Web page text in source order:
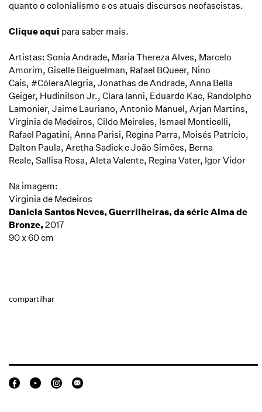
quanto o colonialismo e os atuais discursos neofascistas.
Clique aqui para saber mais.
Artistas: Sonia Andrade, Maria Thereza Alves, Marcelo
Amorim, Giselle Beiguelman, Rafael BQueer, Nino
Cais, #CóleraAlegria, Jonathas de Andrade, Anna Bella
Geiger, Hudinilson Jr., Clara Ianni, Eduardo Kac, Randolpho
Lamonier, Jaime Lauriano, Antonio Manuel, Arjan Martins,
Virginia de Medeiros, Cildo Meireles, Ismael Monticelli,
Rafael Pagatini, Anna Parisi, Regina Parra, Moisés Patrício,
Dalton Paula, Aretha Sadick e João Simões, Berna
Reale, Sallisa Rosa, Aleta Valente, Regina Vater, Igor Vidor
Na imagem:
Virginia de Medeiros
Daniela Santos Neves, Guerrilheiras, da série Alma de
Bronze, 2017
90 x 60 cm
compartilhar